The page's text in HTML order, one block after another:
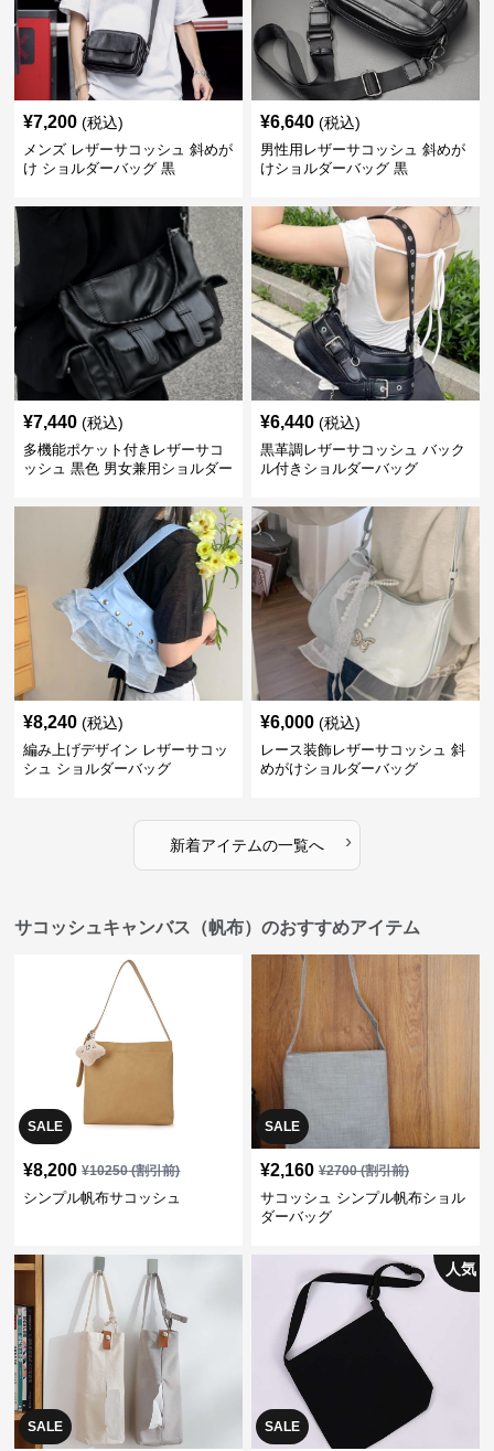
¥7,200 (税込)
メンズ レザーサコッシュ 斜めが
け ショルダーバッグ 黒
¥6,640 (税込)
男性用レザーサコッシュ 斜めが
けショルダーバッグ 黒
¥7,440 (税込)
多機能ポケット付きレザーサコ
ッシュ 黒色 男女兼用ショルダー
¥6,440 (税込)
黒革調レザーサコッシュ バック
ル付きショルダーバッグ
¥8,240 (税込)
編み上げデザイン レザーサコッ
シュ ショルダーバッグ
¥6,000 (税込)
レース装飾レザーサコッシュ 斜
めがけショルダーバッグ
新着アイテムの一覧へ ›
サコッシュキャンバス（帆布）のおすすめアイテム
SALE
¥8,200 ¥10250(割引前)
シンプル帆布サコッシュ
SALE
¥2,160 ¥2700(割引前)
サコッシュ シンプル帆布ショル
ダーバッグ
SALE SALE
人気